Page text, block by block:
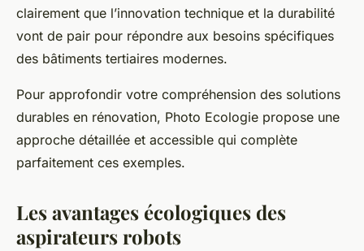
clairement que l’innovation technique et la durabilité
vont de pair pour répondre aux besoins spécifiques
des bâtiments tertiaires modernes.
Pour approfondir votre compréhension des solutions
durables en rénovation, Photo Ecologie propose une
approche détaillée et accessible qui complète
parfaitement ces exemples.
Les avantages écologiques des
aspirateurs robots